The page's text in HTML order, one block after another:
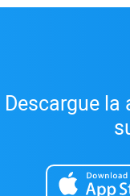
Descargue la